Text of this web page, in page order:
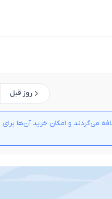
روز قبل
می‌گردند و امکان خرید آن‌ها